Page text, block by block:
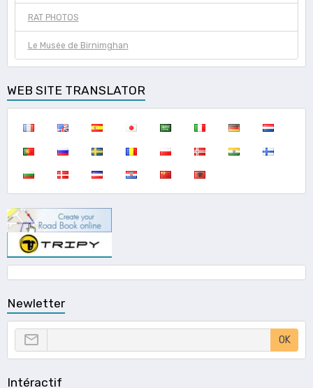
RAT PHOTOS
Le Musée de Birnimghan
WEB SITE TRANSLATOR
Newletter
OK
Intéractif